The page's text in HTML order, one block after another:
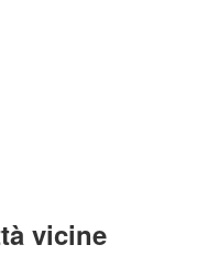
vicine